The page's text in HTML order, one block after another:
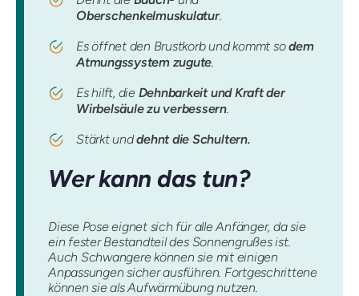
Oberschenkelmuskulatur.
Es öffnet den Brustkorb und kommt sodem
Atmungssystem zugute.
Es hilft, die Dehnbarkeit und Kraft der
Wirbelsäule zu verbessern.
Stärkt unddehnt die Schultern.
Wer kann das tun?
Diese Pose eignet sich für alle Anfänger, da sie
ein fester Bestandteil des Sonnengrußes ist.
Auch Schwangere können sie mit einigen
Anpassungen sicher ausführen. Fortgeschrittene
können sie als Aufwärmübung nutzen.